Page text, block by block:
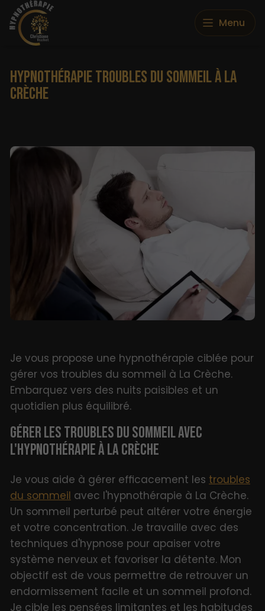
Menu
HYPNOTHÉRAPIE TROUBLES DU SOMMEIL À LA
CRÈCHE
Je vous propose une hypnothérapie ciblée pour
gérer vos troubles du sommeil à La Crèche.
Embarquez vers des nuits paisibles et un
quotidien plus équilibré.
GÉRER LES TROUBLES DU SOMMEIL AVEC
L'HYPNOTHÉRAPIE À LA CRÈCHE
Je vous aide à gérer efficacement les troubles
du sommeil avec l'hypnothérapie à La Crèche.
Un sommeil perturbé peut altérer votre énergie
et votre concentration. Je travaille avec des
techniques d'hypnose pour apaiser votre
système nerveux et favoriser la détente. Mon
objectif est de vous permettre de retrouver un
endormissement facile et un sommeil profond.
Je cible les pensées limitantes et les habitudes